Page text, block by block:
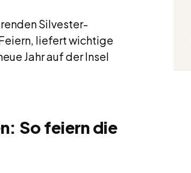
Silvester-
liefert wichtige
Jahr auf der Insel
So feiern die